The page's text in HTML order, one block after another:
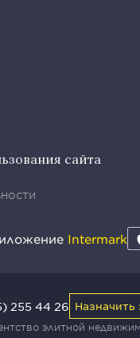
сайта
Intermark
элитной
255 44 26 Назначить